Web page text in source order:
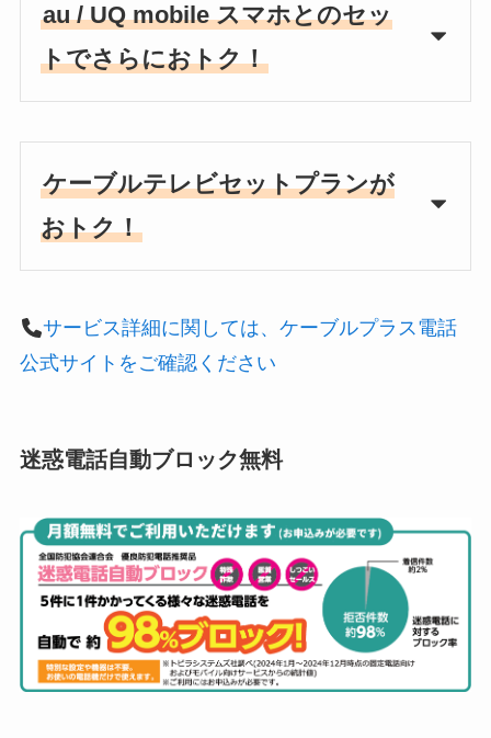
au / UQ mobile スマホとのセッ
トでさらにおトク！
ケーブルテレビセットプランが
おトク！
サービス詳細に関しては、ケーブルプラス電話
公式サイトをご確認ください
迷惑電話自動ブロック無料